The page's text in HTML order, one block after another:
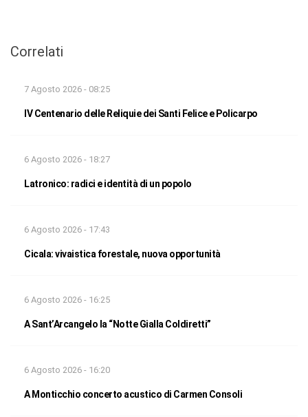
Correlati
7 Agosto 2026 - 08:25
IV Centenario delle Reliquie dei Santi Felice e Policarpo
6 Agosto 2026 - 18:27
Latronico: radici e identità di un popolo
6 Agosto 2026 - 17:43
Cicala: vivaistica forestale, nuova opportunità
6 Agosto 2026 - 16:25
A Sant’Arcangelo la “Notte Gialla Coldiretti”
6 Agosto 2026 - 16:20
A Monticchio concerto acustico di Carmen Consoli